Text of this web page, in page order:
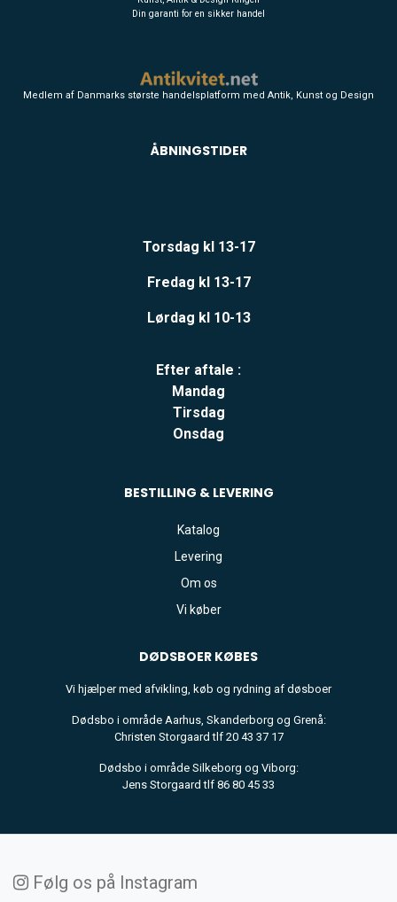
Din garanti for en sikker handel
Medlem af Danmarks største handelsplatform med Antik, Kunst og Design
ÅBNINGSTIDER
Torsdag kl 13-17
Fredag kl 13-17
Lørdag kl 10-13
Efter aftale :
Mandag
Tirsdag
Onsdag
BESTILLING & LEVERING
Katalog
Levering
Om os
Vi køber
DØDSBOER KØBES
Vi hjælper med afvikling, køb og rydning af døsboer
Dødsbo i område Aarhus, Skanderborg og Grenå:
Christen Storgaard tlf 20 43 37 17
Dødsbo i område Silkeborg og Viborg:
Jens Storgaard tlf 86 80 45 33
Følg os på Instagram